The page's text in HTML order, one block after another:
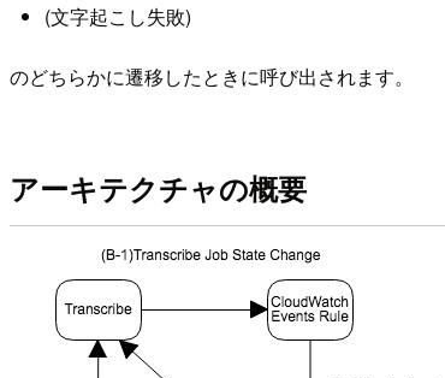
(文字起こし失敗)
のどちらかに遷移したときに呼び出されます。
アーキテクチャの概要